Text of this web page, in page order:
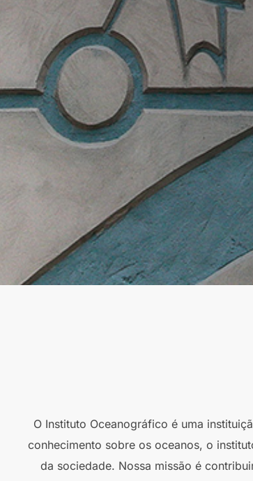
O Instituto Oceanográfico é uma
conhecimento sobre os oceanos, o
da sociedade. Nossa missão é